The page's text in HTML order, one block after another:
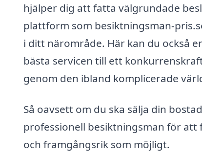
hjälper dig att fatta välgrundade
plattform som besiktningsman-
i ditt närområde. Här kan du också
bästa servicen till ett
genom den ibland komplicerade
Så oavsett om du ska sälja din
professionell besiktningsman för
och framgångsrik som möjligt.